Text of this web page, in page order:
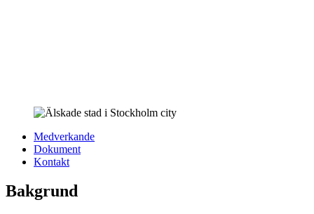
Medverkande
Dokument
Kontakt
Bakgrund